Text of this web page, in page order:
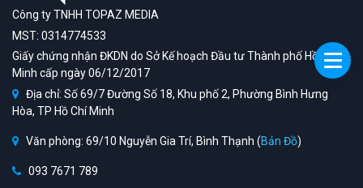
Công ty TNHH TOPAZ MEDIA
MST: 0314774533
Giấy chứng nhận ĐKDN do Sở Kế hoạch Đầu tư Thành phố Hồ Chí
Minh cấp ngày 06/12/2017
Địa chỉ: Số 69/7 Đường Số 18, Khu phố 2, Phường Bình Hưng
Hòa, TP Hồ Chí Minh
Văn phòng: 69/10 Nguyễn Gia Trí, Bình Thạnh (Bản Đồ)
093 7671 789